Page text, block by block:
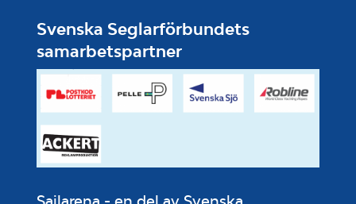
Svenska Seglarförbundets
samarbetspartner